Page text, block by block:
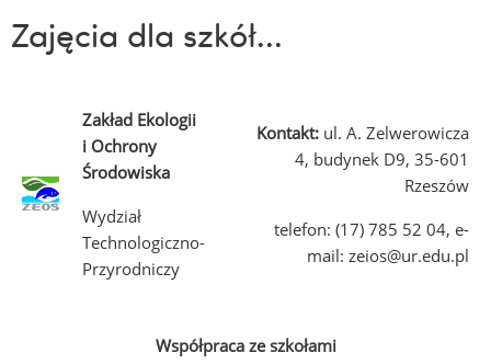
Zajęcia dla szkół...
Zakład Ekologii
i Ochrony
Środowiska
Wydział
Technologiczno-
Przyrodniczy
Kontakt: ul. A. Zelwerowicza
4, budynek D9, 35-601
Rzeszów
telefon: (17) 785 52 04, e-
mail: zeios@ur.edu.pl
Współpraca ze szkołami